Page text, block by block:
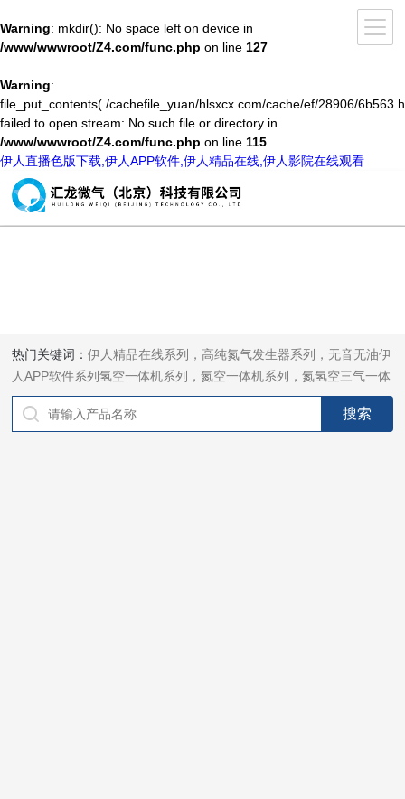
Warning: mkdir(): No space left on device in
/www/wwwroot/Z4.com/func.php on line 127
Warning:
file_put_contents(./cachefile_yuan/hlsxcx.com/cache/ef/28906/
failed to open stream: No such file or directory in
/www/wwwroot/Z4.com/func.php on line 115
伊人直播色版下载,伊人APP软件,伊人精品在线,伊人影院在线观看
热门关键词：伊人精品在线系列，高纯氮气发生器系列，无音无油伊
人APP软件系列氢空一体机系列，氮空一体机系列，氮氢空三气一体
机系列，气体净化器系列，代理日本DKK-TOA水质分析，水质检测
仪器，代理南韩SitekPH/离子计，DO计，电导计，多功能计，